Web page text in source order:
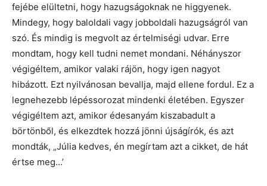
fejébe elültetni, hogy hazugságoknak ne higgyenek.
Mindegy, hogy baloldali vagy jobboldali hazugságról van
szó. És mindig is megvolt az értelmiségi udvar. Erre
mondtam, hogy kell tudni nemet mondani. Néhányszor
végigéltem, amikor valaki rájön, hogy igen nagyot
hibázott. Ezt nyilvánosan bevallja, majd ellene fordul. Ez a
legnehezebb lépéssorozat mindenki életében. Egyszer
végigéltem azt, amikor édesanyám kiszabadult a
börtönből, és elkezdtek hozzá jönni újságírók, és azt
mondták, „Júlia kedves, én megírtam azt a cikket, de hát
értse meg…’